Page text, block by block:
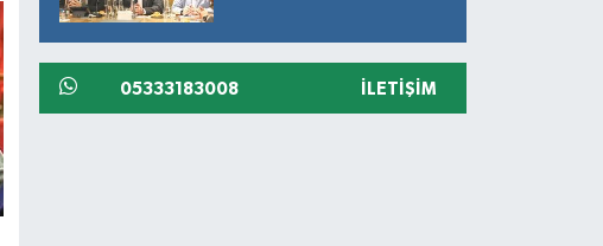
05333183008 İLETIŞIM